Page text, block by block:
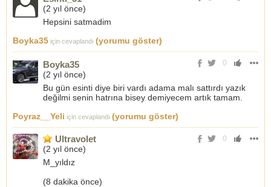
(2 yıl önce)
Hepsini satmadim
Boyka35 için cevaplandı (yorumu göster)
0
Boyka35
(2 yıl önce)
Bu gün esinti diye biri vardı adama malı sattırdı yazık
değilmi senin hatrına bisey demiyecem artık tamam.
Poyraz__Yeli için cevaplandı (yorumu göster)
0
Ultravolet
(2 yıl önce)
M_yıldız
(8 dakika önce)